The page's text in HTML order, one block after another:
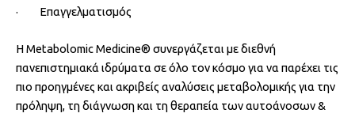
· Επαγγελματισμός
Η Metabolomic Medicine® συνεργάζεται με διεθνή
πανεπιστημιακά ιδρύματα σε όλο τον κόσμο για να παρέχει τις
πιο προηγμένες και ακριβείς αναλύσεις μεταβολομικής για την
πρόληψη, τη διάγνωση και τη θεραπεία των αυτοάνοσων &